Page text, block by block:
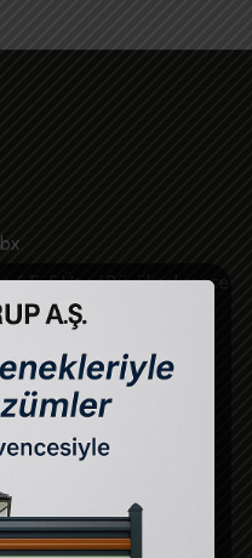
E-5 Üzeri Büyükçekmece